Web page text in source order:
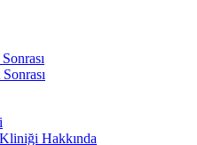
Hakkında